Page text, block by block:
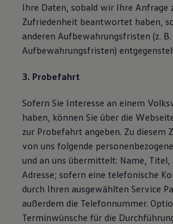
Ihre Daten, sobald wir Ihre Anfrage
Zufriedenheit beantwortet haben,
anderen Aufbewahrungsfristen (z.
Aufbewahrungsfristen)
3. Probefahrt
Sofern Sie Interesse an einem
haben, können Sie über die
zur Probefahrt angeben. Zu diesem
von uns folgende
und an uns übermittelt: Name, Titel,
Adresse; sofern eine telefonische
durch Ihren ausgewählten Service
außerdem die Telefonnummer.
Terminwünsche für die